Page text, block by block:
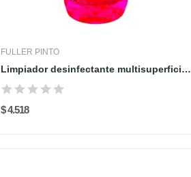
FULLER PINTO
Limpiador desinfectante multisuperficies floral...
$ 4.518